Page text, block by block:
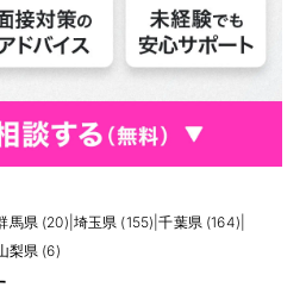
馬県 (20) 埼玉県 (155) |千葉県 (164)
梨県 (6)